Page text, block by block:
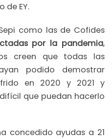
de EY.
como las de Cofides
por la pandemia,
creen que todas las
podido demostrar
en 2020 y 2021 y
que puedan hacerlo
concedido ayudas a 21